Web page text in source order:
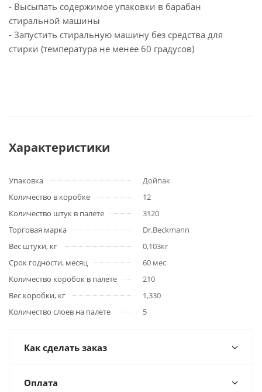
- Высыпать содержимое упаковки в барабан
стиральной машины
- Запустить стиральную машину без средства для
стирки (температура не менее 60 градусов)
Характеристики
Упаковка
Дойпак
Количество в коробке
12
Количество штук в палете
3120
Торговая марка
Dr.Beckmann
Вес штуки, кг
0,103кг
Срок годности, месяц
60 мес
Количество коробок в палете
210
Вес коробки, кг
1,330
Количество слоев на палете
5
Как сделать заказ
Оплата